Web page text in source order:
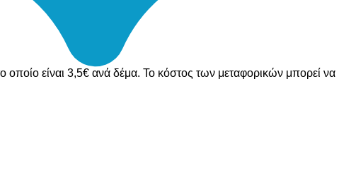
είναι 3,5€ ανά δέμα. Το κόστος των μεταφορικών μπορεί